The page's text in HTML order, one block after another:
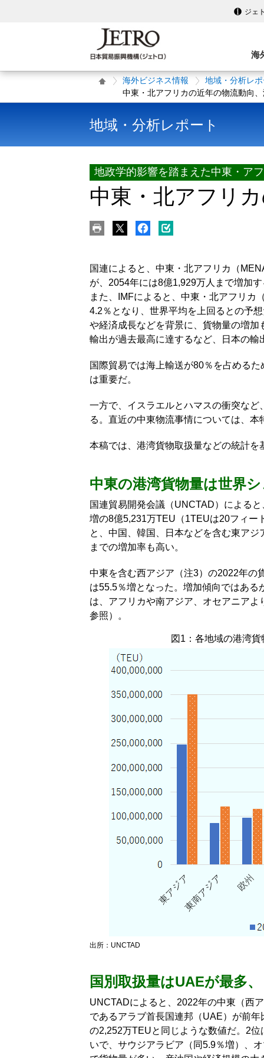
ジェ
海
海外ビジネス情報
地域・分析レ
中東・北アフリカの近年の物流動向
地域・分析レポート
地政学的影響を踏まえた中東・ア
中東・北アフリ
国連によると、中東・北アフリカ（
が、2054年には8億1,929万人まで増加
また、IMFによると、中東・北アフリカ
4.2％となり、世界平均を上回るとの予
や経済成長などを背景に、貨物量の増
輸出が過去最高に達するなど、日本の
国際貿易では海上輸送が80％を占める
は重要だ。
一方で、イスラエルとハマスの衝突な
る。直近の中東物流事情については、本
本稿では、港湾貨物取扱量などの統計
中東の港湾貨物量は世界
国連貿易開発会議（UNCTAD）による
増の8億5,231万TEU（1TEUは20フィー
と、中国、韓国、日本などを含む東ア
までの増加率も高い。
中東を含む西アジア（注3）の2022年の
は55.5％増となった。増加傾向ではあ
は、アフリカや南アジア、オセアニア
参照）。
図1：各地域の港湾
出所：UNCTAD
国別取扱量はUAEが最多
UNCTADによると、2022年の中東（西
であるアラブ首長国連邦（UAE）が前
の2,252万TEUと同じような数値だ。2
いで、サウジアラビア（同5.9％増）、